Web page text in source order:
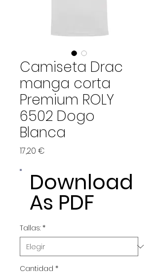
Camiseta Drac
manga corta
Premium ROLY
6502 Dogo
Blanca
17,20 €
Download
As PDF
Tallas: *
Cantidad *